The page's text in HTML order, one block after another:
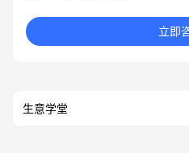
立即
生意学堂